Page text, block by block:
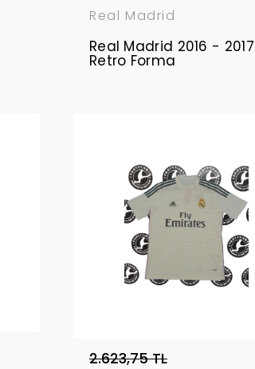
Real Madrid
Real Madrid 2016 - 2017
Retro Forma
2.623,75 TL